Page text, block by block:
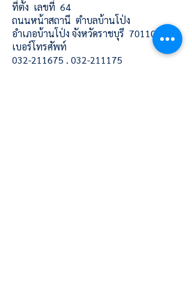
ที่ตั้ง เลขที่ 64
ถนนหน้าสถานี ตำบลบ้านโป่ง
อำเภอบ้านโป่ง จังหวัดราชบุรี 70110
เบอร์โทรศัพท์
032-211675 , 032-211175